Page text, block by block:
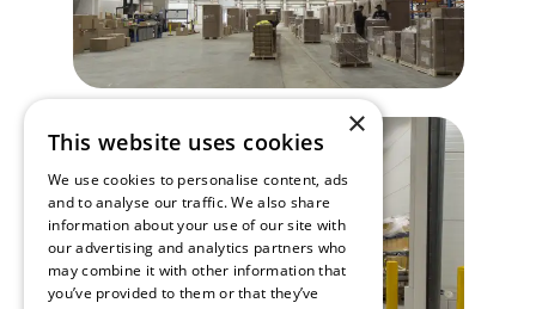
×
This website uses cookies
We use cookies to personalise content, ads
and to analyse our traffic. We also share
information about your use of our site with
our advertising and analytics partners who
may combine it with other information that
you’ve provided to them or that they’ve